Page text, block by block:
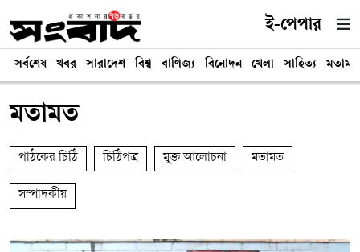
ই-পেপার
সর্বশেষ খবর সারাদেশ বিশ্ব বাণিজ্য বিনোদন খেলা সাহিত্য মতামত
মতামত
পাঠকের চিঠি চিঠিপত্র মুক্ত আলোচনা মতামত
সম্পাদকীয়